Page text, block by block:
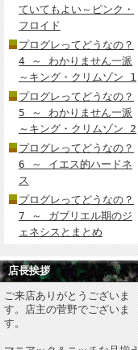
ていてもよい～ピンク・
フロイド
プログレってどうなの？
4 ～ わかりません一派
～キング・クリムゾン 1
プログレってどうなの？
5 ～ わかりません一派
～キング・クリムゾン 2
プログレってどうなの？
6 ～ イエス的ハードネ
ス
プログレってどうなの？
7 ～ ガブリエル期のジ
ェネシスとまとめ
店長挨拶
ご来店ありがとうございま
す。店主の菅野でございま
す。